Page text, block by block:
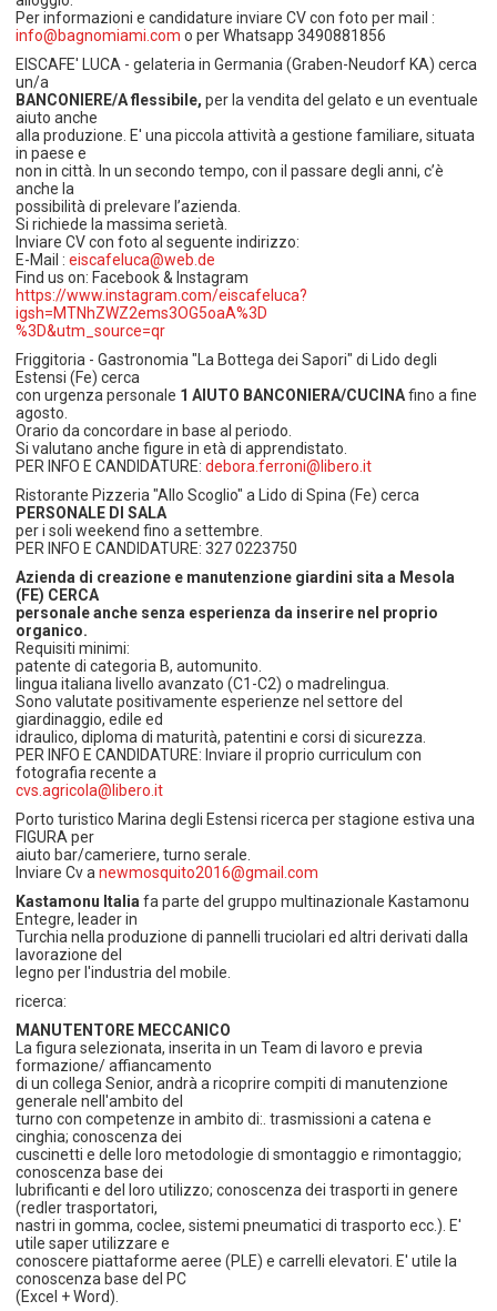
Per informazioni e candidature inviare CV con foto per mail :
info@bagnomiami.com o per Whatsapp 3490881856
EISCAFE' LUCA - gelateria in Germania (Graben-Neudorf KA) cerca
un/a
BANCONIERE/A flessibile, per la vendita del gelato e un eventuale
aiuto anche
alla produzione. E' una piccola attività a gestione familiare, situata
in paese e
non in città. In un secondo tempo, con il passare degli anni, c’è
anche la
possibilità di prelevare l’azienda.
Si richiede la massima serietà.
Inviare CV con foto al seguente indirizzo:
E-Mail :eiscafeluca@web.de
Find us on: Facebook & Instagram
https://www.instagram.com/eiscafeluca?
igsh=MTNhZWZ2ems3OG5oaA%3D
%3D&utm_source=qr
Friggitoria - Gastronomia "La Bottega dei Sapori" di Lido degli
Estensi (Fe) cerca
con urgenza personale 1 AIUTO BANCONIERA/CUCINAfino a fine
agosto.
Orario da concordare in base al periodo.
Si valutano anche figure in età di apprendistato.
PER INFO E CANDIDATURE: debora.ferroni@libero.it
Ristorante Pizzeria "Allo Scoglio" a Lido di Spina (Fe) cerca
PERSONALE DI SALA
per i soli weekend fino a settembre.
PER INFO E CANDIDATURE: 327 0223750
Azienda di creazione e manutenzione giardini sita a Mesola
(FE) CERCA
personale anche senza esperienza da inserire nel proprio
organico.
Requisiti minimi:
patente di categoria B, automunito.
lingua italiana livello avanzato (C1-C2) o madrelingua.
Sono valutate positivamente esperienze nel settore del
giardinaggio, edile ed
idraulico, diploma di maturità, patentini e corsi di sicurezza.
PER INFO E CANDIDATURE: Inviare il proprio curriculum con
fotografia recente a
cvs.agricola@libero.it
Porto turistico Marina degli Estensi ricerca per stagione estiva una
FIGURA per
aiuto bar/cameriere, turno serale.
Inviare Cv anewmosquito2016@gmail.com
Kastamonu Italia fa parte del gruppo multinazionale Kastamonu
Entegre, leader in
Turchia nella produzione di pannelli truciolari ed altri derivati dalla
lavorazione del
legno per l'industria del mobile.
ricerca:
MANUTENTORE MECCANICO
La figura selezionata, inserita in un Team di lavoro e previa
formazione/ affiancamento
di un collega Senior, andrà a ricoprire compiti di manutenzione
generale nell'ambito del
turno con competenze in ambito di:. trasmissioni a catena e
cinghia; conoscenza dei
cuscinetti e delle loro metodologie di smontaggio e rimontaggio;
conoscenza base dei
lubrificanti e del loro utilizzo; conoscenza dei trasporti in genere
(redler trasportatori,
nastri in gomma, coclee, sistemi pneumatici di trasporto ecc.). E'
utile saper utilizzare e
conoscere piattaforme aeree (PLE) e carrelli elevatori. E' utile la
conoscenza base del PC
(Excel + Word).